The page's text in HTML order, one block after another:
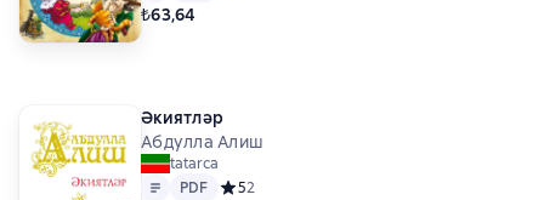
₺63,64
Әкиятләр
Абдулла Алиш
tatarca
Metin
PDF
PDF Средний рейтинг 5 на основе 2 оценок
52